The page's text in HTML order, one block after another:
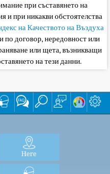
при съставянето на
и при никакви обстоятелства
на Качеството на Въздуха
по договор, нередовност или
или щета, възникващи
на тези данни.
Here